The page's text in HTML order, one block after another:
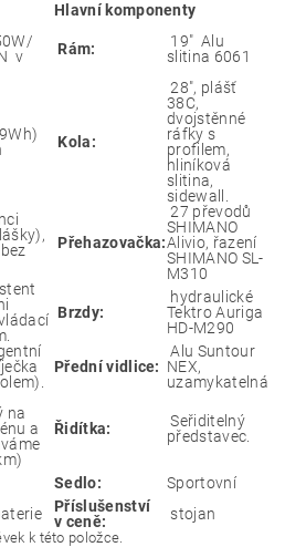
Hlavní komponenty
v
Rám:
19" Alu
slitina 6061
Kola:
28", plášť
38C,
dvojstěnné
ráfky s
profilem,
hliníková
slitina,
sidewall.
Přehazovačka:
27 převodů
SHIMANO
Alivio, řazení
SHIMANO SL-
M310
Brzdy:
hydraulické
Tektro Auriga
HD-M290
Přední vidlice:
Alu Suntour
NEX,
uzamykatelná
na
a
Řidítka:
Seřiditelný
představec.
Sedlo:
Sportovní
Příslušenství
v ceně:
stojan
k této položce.